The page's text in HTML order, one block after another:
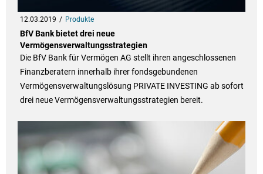
12.03.2019 Produkte
BfV Bank bietet drei neue
Vermögensverwaltungsstrategien
Die BfV Bank für Vermögen AG stellt ihren angeschlossenen
Finanzberatern innerhalb ihrer fondsgebundenen
Vermögensverwaltungslösung PRIVATE INVESTING ab sofort
drei neue Vermögensverwaltungsstrategien bereit.